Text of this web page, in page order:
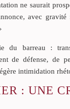
ne saurait
avec gravité
du barreau :
de défense, de
intimidation
: UNE